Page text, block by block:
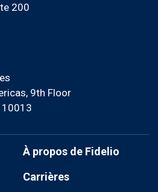
200
9th Floor
10013
À propos de Fidelio
Carrières